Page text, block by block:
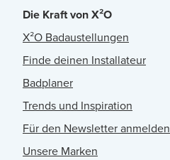
Die Kraft von X²O
X²O Badaustellungen
Finde deinen Installateur
Badplaner
Trends und Inspiration
Für den Newsletter anmelden
Unsere Marken